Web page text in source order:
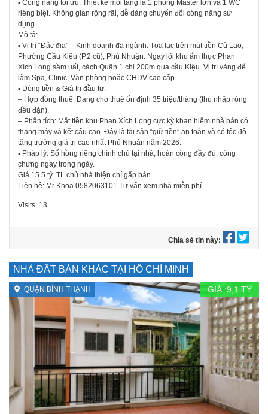
​▪ Công năng tối ưu: Thiết kế mỗi tầng là 1 phòng Master lớn và 1 WC
riêng biệt. Không gian rộng rãi, dễ dàng chuyển đổi công năng sử
dụng.
Mô tả:
​▪ Vị trí “Đắc địa” – Kinh doanh đa ngành: Tọa lạc trên mặt tiền Cù Lao,
Phường Cầu Kiệu (P.2 cũ), Phú Nhuận. Ngay lõi khu ẩm thực Phan
Xích Long sầm uất, cách Quận 1 chỉ 200m qua cầu Kiệu. Vị trí vàng để
làm Spa, Clinic, Văn phòng hoặc CHDV cao cấp.
​▪ Dòng tiền & Giá trị đầu tư:
– ​Hợp đồng thuê: Đang cho thuê ổn định 35 triệu/tháng (thu nhập ròng
đều đặn).
– ​Phân tích: Mặt tiền khu Phan Xích Long cực kỳ khan hiếm nhà bán có
thang máy và kết cấu cao. Đây là tài sản “giữ tiền” an toàn và có tốc độ
tăng trưởng giá trị cao nhất Phú Nhuận năm 2026.
​▪ Pháp lý: Sổ hồng riêng chính chủ tại nhà, hoàn công đầy đủ, công
chứng ngay trong ngày.
​Giá 15.5 tỷ. TL chủ nhà thiện chí gấp bán.
Liên hệ: Mr Khoa 0582063101 Tư vấn xem nhà miễn phí
Visits: 13
Chia sẻ tin này:
NHÀ ĐẤT BÁN KHÁC TẠI HỒ CHÍ MINH
QUẬN BÌNH THẠNH GIÁ :9,1 TỶ